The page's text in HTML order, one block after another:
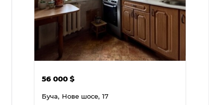
56 000$
Буча, Нове шосе, 17